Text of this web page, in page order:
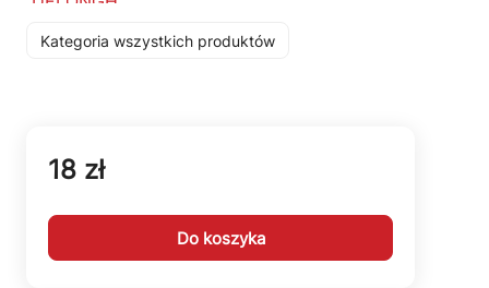
Kategoria wszystkich produktów
18 zł
Do koszyka